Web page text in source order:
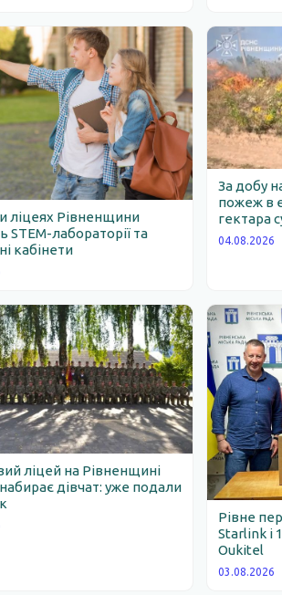
ліцеях Рівненщини
STEM-лабораторії та
кабінети
За добу
пожеж в
гектара
04.08.2026
ліцей на Рівненщині
дівчат: уже подали
Рівне
Starlink і
Oukitel
03.08.2026